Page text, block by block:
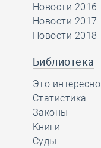
Новости 2016
Новости 2017
Новости 2018
Библиотека
Это интересно
Статистика
Законы
Книги
Суды